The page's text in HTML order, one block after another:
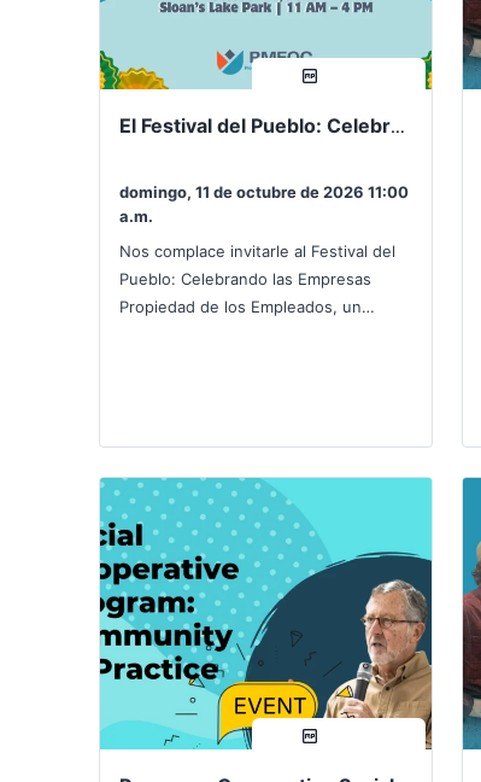
compartir
El Festival del Pueblo: Celebrando las empresas propiedad de sus empleados
domingo, 11 de octubre de 2026 11:00
a.m.
Nos complace invitarle al Festival del
Pueblo: Celebrando las Empresas
Propiedad de los Empleados, un
compartir